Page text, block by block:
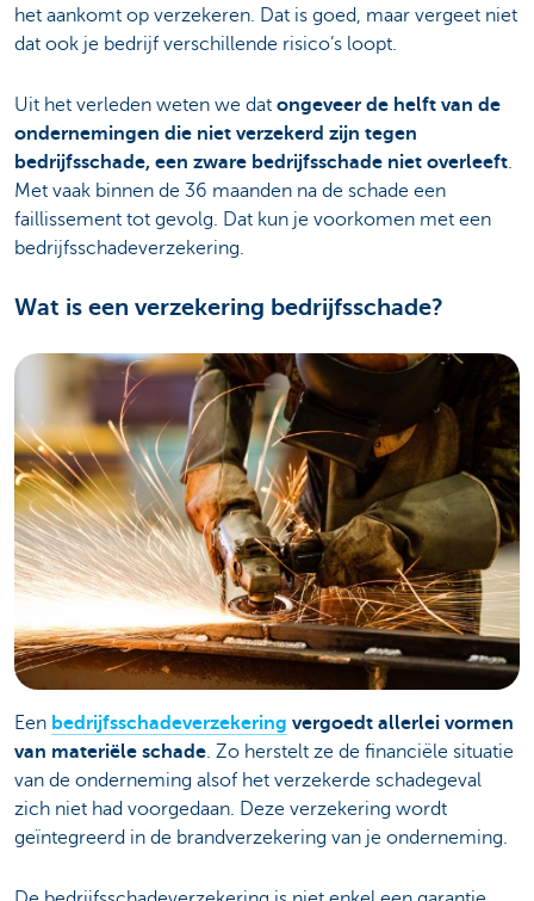
het aankomt op verzekeren. Dat is goed, maar vergeet niet
dat ook je bedrijf verschillende risico’s loopt.
Uit het verleden weten we dat ongeveer de helft van de
ondernemingen die niet verzekerd zijn tegen
bedrijfsschade, een zware bedrijfsschade niet overleeft.
Met vaak binnen de 36 maanden na de schade een
faillissement tot gevolg. Dat kun je voorkomen met een
bedrijfsschadeverzekering.
Wat is een verzekering bedrijfsschade?
Een bedrijfsschadeverzekering vergoedt allerlei vormen
van materiële schade. Zo herstelt ze de financiële situatie
van de onderneming alsof het verzekerde schadegeval
zich niet had voorgedaan. Deze verzekering wordt
geïntegreerd in de brandverzekering van je onderneming.